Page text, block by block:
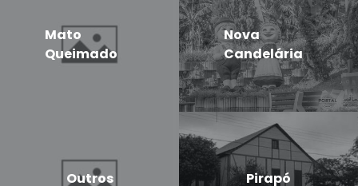
Mato
Queimado
Nova
Candelária
Outros Pirapó